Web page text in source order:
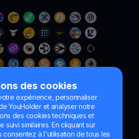
des cookies
expérience, personnaliser
YouHolder et analyser notre
des cookies techniques et
suivi similaires. En cliquant sur
consentez à l'utilisation de tous les